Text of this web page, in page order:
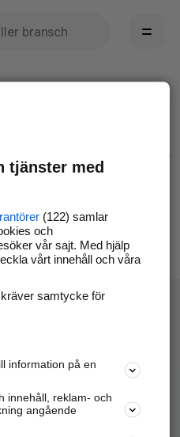
kan avhjälpa det.
och försök igen
företagsinfo mm.
tjänster med
(122) samlar
och
vår sajt. Med hjälp
vårt innehåll och våra
samtycke för
information på en
innehåll, reklam- och
angående